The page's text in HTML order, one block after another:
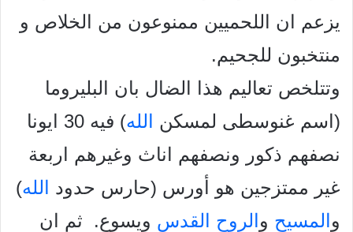
يزعم ان اللحميين ممنوعون من الخلاص و
منتخبون للجحيم.
وتتلخص تعاليم هذا الضال بان البليروما
(اسم غنوسطى لمسكن
الله
) فيه 30 ايونا
نصفهم ذكور ونصفهم اناث وغيرهم اربعة
غير ممتزجين هو أورس (حارس حدود
الله)
و المسيح و الروح القدس ويسوع. ثم ان